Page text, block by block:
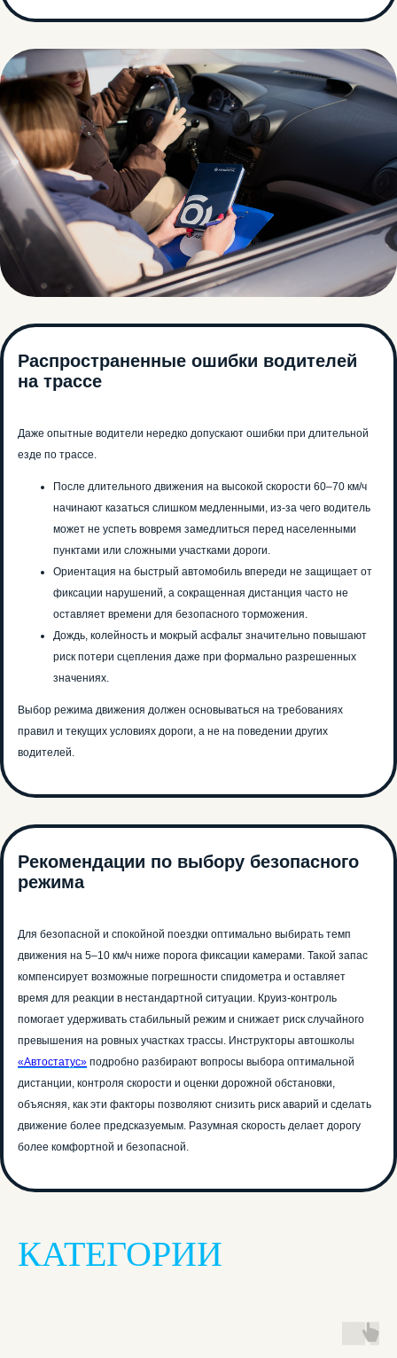
Распространенные ошибки водителей
на трассе
Даже опытные водители нередко допускают ошибки при длительной
езде по трассе.
После длительного движения на высокой скорости 60–70 км/ч
начинают казаться слишком медленными, из-за чего водитель
может не успеть вовремя замедлиться перед населенными
пунктами или сложными участками дороги.
Ориентация на быстрый автомобиль впереди не защищает от
фиксации нарушений, а сокращенная дистанция часто не
оставляет времени для безопасного торможения.
Дождь, колейность и мокрый асфальт значительно повышают
риск потери сцепления даже при формально разрешенных
значениях.
Выбор режима движения должен основываться на требованиях
правил и текущих условиях дороги, а не на поведении других
водителей.
Рекомендации по выбору безопасного
режима
Для безопасной и спокойной поездки оптимально выбирать темп
движения на 5–10 км/ч ниже порога фиксации камерами. Такой запас
компенсирует возможные погрешности спидометра и оставляет
время для реакции в нестандартной ситуации. Круиз-контроль
помогает удерживать стабильный режим и снижает риск случайного
превышения на ровных участках трассы. Инструкторы автошколы
«Автостатус» подробно разбирают вопросы выбора оптимальной
дистанции, контроля скорости и оценки дорожной обстановки,
объясняя, как эти факторы позволяют снизить риск аварий и сделать
движение более предсказуемым. Разумная скорость делает дорогу
более комфортной и безопасной.
КАТЕГОРИИ
Попробуй обучение в автошколе
бесплатно! Запишись на тест-драйв до
31 марта!
сдай на права с первого раза!
Единственная
автошкола в РФ с ИИ-
инструктором!